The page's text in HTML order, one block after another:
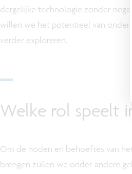
dergelijke technologie zonder
willen we het potentieel van
verder exploreren.
Welke rol speelt
Om de noden en behoeftes van
brengen zullen we onder andere